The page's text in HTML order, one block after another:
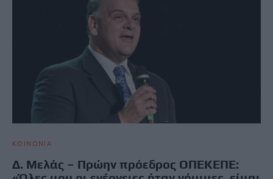
ΚΟΙΝΩΝΙΑ
Δ. Μελάς – Πρώην πρόεδρος ΟΠΕΚΕΠΕ: